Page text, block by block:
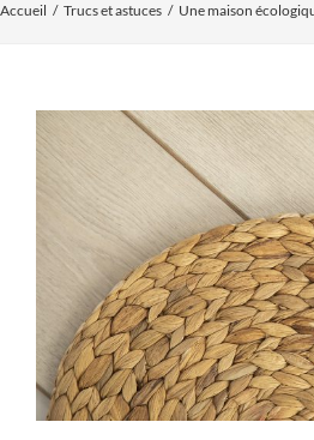
Accueil Trucs et astuces Une maison
Voir
l'image
agrandie